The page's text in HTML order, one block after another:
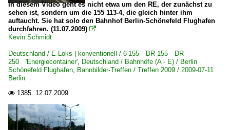
In diesem Video geht es nicht etwa um den RE, der zunächst zu
sehen ist, sondern um die 155 113-4, die gleich hinter ihm
auftaucht. Sie hat solo den Bahnhof Berlin-Schönefeld Flughafen
durchfahren. (11.07.2009) 
Kevin Schmidt
Deutschland / E-Loks | konventionell / 6 155 BR 155 DR
250 'Energiecontainer', Deutschland / Bahnhöfe (A - E) / Berlin
Schönefeld Flughafen, Bahnbilder-Treffen / Treffen 2009 / 2009-07-11
Berlin
 1385. 12.07.2009